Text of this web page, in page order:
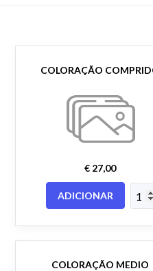
COLORAÇÃO
€ 27,00
ADICIONAR
COLORAÇÃO MEDIO